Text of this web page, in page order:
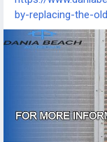
by-replacing-the-